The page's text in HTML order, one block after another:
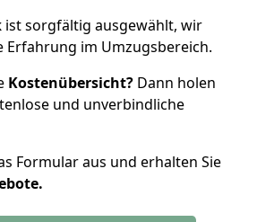
ist sorgfältig ausgewählt, wir
Erfahrung im Umzugsbereich.
Kostenübersicht? Dann holen
und unverbindliche
Formular aus und erhalten Sie